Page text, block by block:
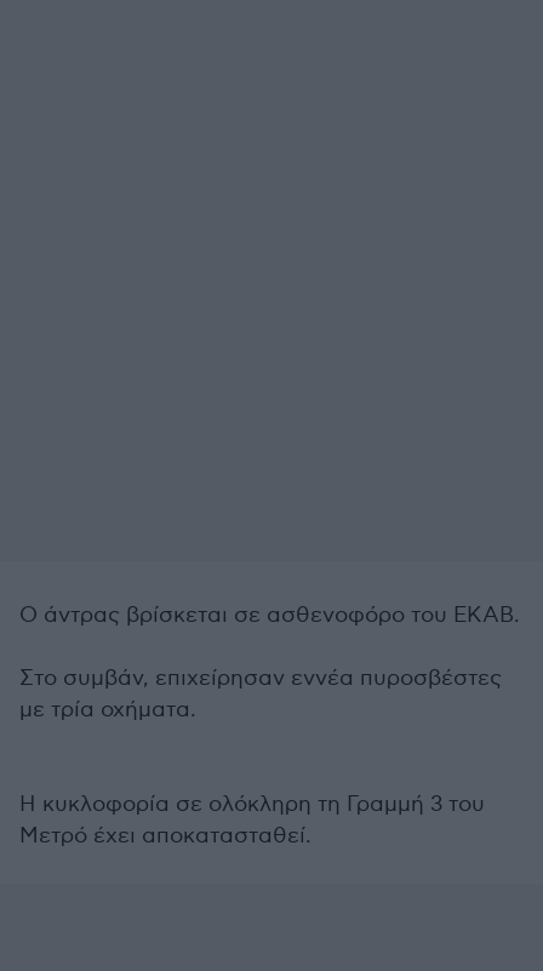
Ο άντρας βρίσκεται σε ασθενοφόρο του ΕΚΑΒ.
Στο συμβάν, επιχείρησαν εννέα πυροσβέστες
με τρία οχήματα.
Η κυκλοφορία σε ολόκληρη τη Γραμμή 3 του
Μετρό έχει αποκατασταθεί.